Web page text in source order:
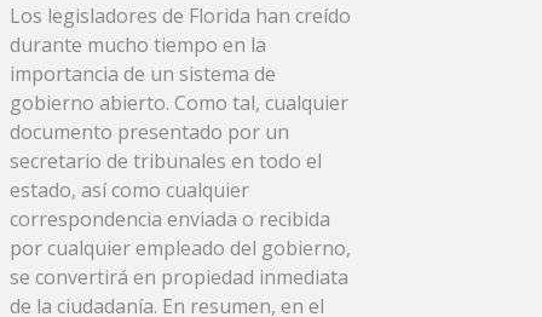
Los legisladores de Florida han creído
durante mucho tiempo en la
importancia de un sistema de
gobierno abierto. Como tal, cualquier
documento presentado por un
secretario de tribunales en todo el
estado, así como cualquier
correspondencia enviada o recibida
por cualquier empleado del gobierno,
se convertirá en propiedad inmediata
de la ciudadanía. En resumen, en el